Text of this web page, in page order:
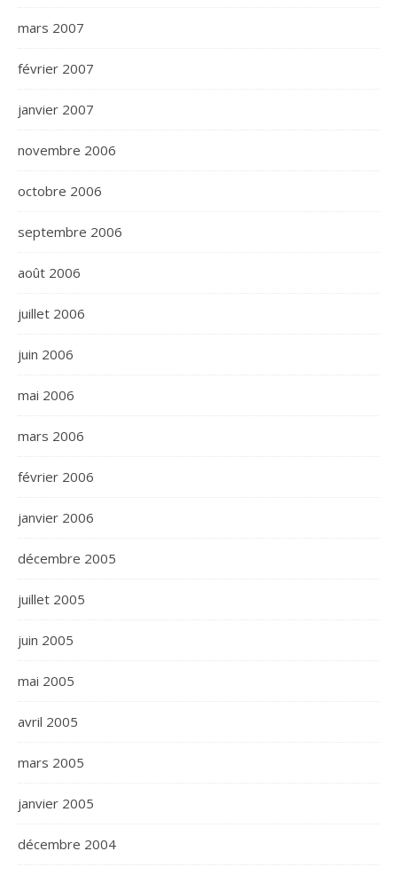
mars 2007
février 2007
janvier 2007
novembre 2006
octobre 2006
septembre 2006
août 2006
juillet 2006
juin 2006
mai 2006
mars 2006
février 2006
janvier 2006
décembre 2005
juillet 2005
juin 2005
mai 2005
avril 2005
mars 2005
janvier 2005
décembre 2004